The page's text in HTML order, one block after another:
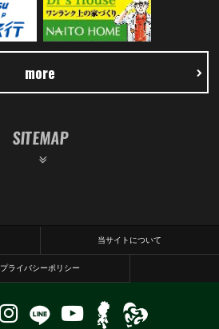
more
SITEMAP
当サイトについて
プライバシーポリシー